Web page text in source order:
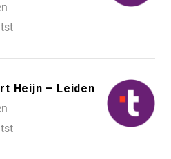
Heijn – Leiden